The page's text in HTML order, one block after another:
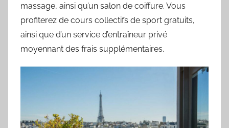
massage, ainsi qu’un salon de coiffure. Vous
profiterez de cours collectifs de sport gratuits,
ainsi que d’un service d’entraîneur privé
moyennant des frais supplémentaires.